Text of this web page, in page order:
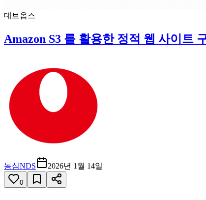
데브옵스
Amazon S3 를 활용한 정적 웹 사이트
농심NDS 2026년 1월 14일
0